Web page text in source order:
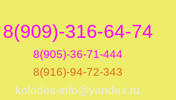
8(909)-316-64-74
8(905)-36-71-444
8(916)-94-72-343
kolodes-info@yandex.ru